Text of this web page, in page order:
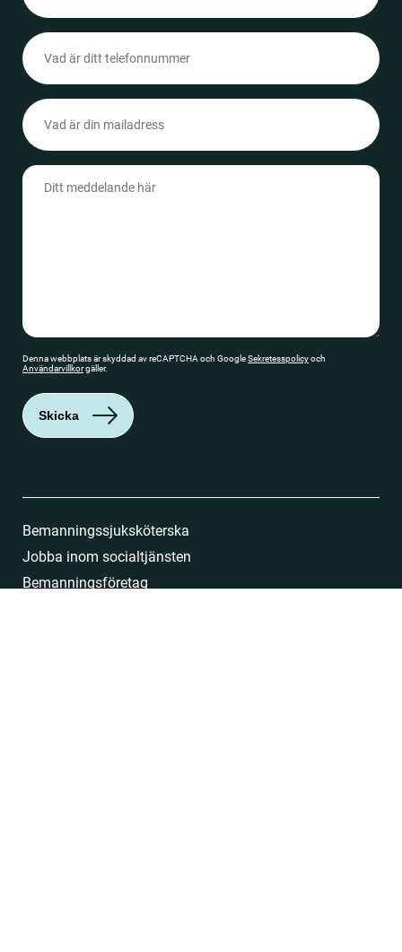
Telefonnummer
(Obligatoriskt)
Epost
(Obligatoriskt)
Meddelande
(Obligatoriskt)
Denna webbplats är skyddad av reCAPTCHA och GoogleSekretesspolicyoch
Användarvillkorgäller.
Skicka
Bemanningssjuksköterska
Jobba inom socialtjänsten
Bemanningsföretag